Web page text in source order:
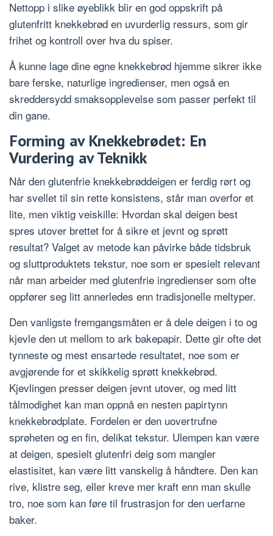
Nettopp i slike øyeblikk blir en god oppskrift på
glutenfritt knekkebrød en uvurderlig ressurs, som gir
frihet og kontroll over hva du spiser.
Å kunne lage dine egne knekkebrød hjemme sikrer ikke
bare ferske, naturlige ingredienser, men også en
skreddersydd smaksopplevelse som passer perfekt til
din gane.
Forming av Knekkebrødet: En
Vurdering av Teknikk
Når den glutenfrie knekkebrøddeigen er ferdig rørt og
har svellet til sin rette konsistens, står man overfor et
lite, men viktig veiskille: Hvordan skal deigen best
spres utover brettet for å sikre et jevnt og sprøtt
resultat? Valget av metode kan påvirke både tidsbruk
og sluttproduktets tekstur, noe som er spesielt relevant
når man arbeider med glutenfrie ingredienser som ofte
oppfører seg litt annerledes enn tradisjonelle meltyper.
Den vanligste fremgangsmåten er å dele deigen i to og
kjevle den ut mellom to ark bakepapir. Dette gir ofte det
tynneste og mest ensartede resultatet, noe som er
avgjørende for et skikkelig sprøtt knekkebrød.
Kjevlingen presser deigen jevnt utover, og med litt
tålmodighet kan man oppnå en nesten papirtynn
knekkebrødplate. Fordelen er den uovertrufne
sprøheten og en fin, delikat tekstur. Ulempen kan være
at deigen, spesielt glutenfri deig som mangler
elastisitet, kan være litt vanskelig å håndtere. Den kan
rive, klistre seg, eller kreve mer kraft enn man skulle
tro, noe som kan føre til frustrasjon for den uerfarne
baker.